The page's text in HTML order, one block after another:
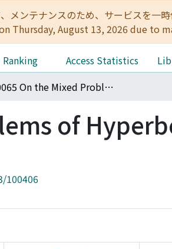
メンテナンスのため、サービスを
Thursday, August 13, 2026 due to
Access Statistics
0065 On the Mixed Problems of Hyperbolic Differential Equations
of
100406